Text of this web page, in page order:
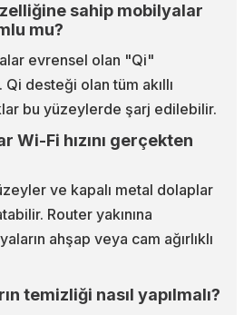
sahip mobilyalar
mu?
evrensel olan "Qi"
Qi desteği olan tüm akıllı
bu yüzeylerde şarj edilebilir.
Wi-Fi hızını gerçekten
ve kapalı metal dolaplar
Router yakınına
ahşap veya cam ağırlıklı
temizliği nasıl yapılmalı?